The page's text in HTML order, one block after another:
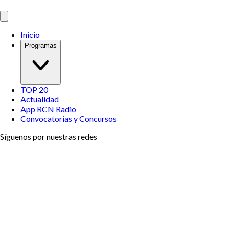
Inicio
Programas
TOP 20
Actualidad
App RCN Radio
Convocatorias y Concursos
Síguenos por nuestras redes